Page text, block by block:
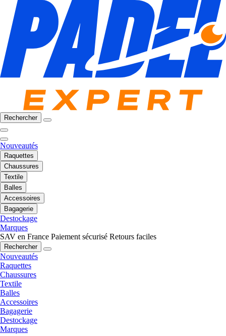
Rechercher
Nouveautés
Raquettes
Chaussures
Textile
Balles
Accessoires
Bagagerie
Destockage
Marques
SAV en France Paiement sécurisé Retours faciles
Rechercher
Nouveautés
Raquettes
Chaussures
Textile
Balles
Accessoires
Bagagerie
Destockage
Marques